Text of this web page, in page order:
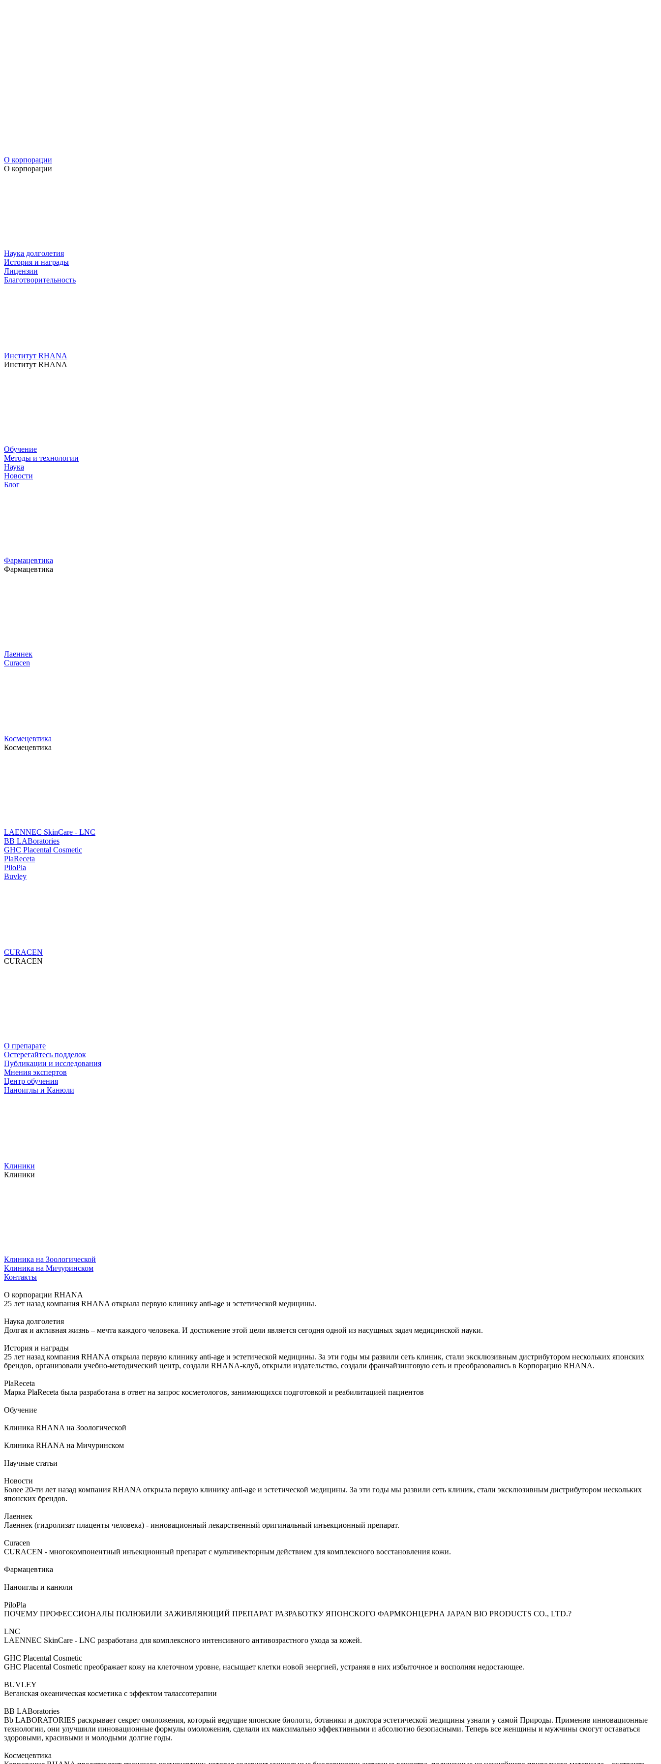
О корпорации
О корпорации
Наука долголетия
История и награды
Лицензии
Благотворительность
Институт RHANA
Институт RHANA
Обучение
Методы и технологии
Наука
Новости
Блог
Фармацевтика
Фармацевтика
Лаеннек
Curacen
Космецевтика
Космецевтика
LAENNEC SkinCare - LNC
BB LABoratories
GHC Placental Cosmetic
PlaReceta
PiloPla
Buvley
CURACEN
CURACEN
О препарате
Остерегайтесь подделок
Публикации и исследования
Мнения экспертов
Центр обучения
Наноиглы и Канюли
Клиники
Клиники
Клиника на Зоологической
Клиника на Мичуринском
Контакты
О корпорации RHANA
25 лет назад компания RHANA открыла первую клинику anti-age и эстетической медицины.
Наука долголетия
Долгая и активная жизнь – мечта каждого человека. И достижение этой цели является сегодня одной из насущных задач медицинской науки.
История и награды
25 лет назад компания RHANA открыла первую клинику anti-age и эстетической медицины. За эти годы мы развили сеть клиник, стали эксклюзивным дистрибутором нескольких японских
брендов, организовали учебно-методический центр, создали RHANA-клуб, открыли издательство, создали франчайзинговую сеть и преобразовались в Корпорацию RHANA.
PlaReceta
Марка PlaReceta была разработана в ответ на запрос косметологов, занимающихся подготовкой и реабилитацией пациентов
Обучение
Клиника RHANA на Зоологической
Клиника RHANA на Мичуринском
Научные статьи
Новости
Более 20-ти лет назад компания RHANA открыла первую клинику anti-age и эстетической медицины. За эти годы мы развили сеть клиник, стали эксклюзивным дистрибутором нескольких
японских брендов.
Лаеннек
Лаеннек (гидролизат плаценты человека) - инновационный лекарственный оригинальный инъекционный препарат.
Curacen
CURACEN - многокомпонентный инъекционный препарат с мультивекторным действием для комплексного восстановления кожи.
Фармацевтика
Наноиглы и канюли
PiloPla
ПОЧЕМУ ПРОФЕССИОНАЛЫ ПОЛЮБИЛИ ЗАЖИВЛЯЮЩИЙ ПРЕПАРАТ РАЗРАБОТКУ ЯПОНСКОГО ФАРМКОНЦЕРНА JAPAN BIO PRODUCTS CO., LTD.?
LNC
LAENNEC SkinCare - LNC разработана для комплексного интенсивного антивозрастного ухода за кожей.
GHC Placental Cosmetic
GHC Placental Cosmetic преображает кожу на клеточном уровне, насыщает клетки новой энергией, устраняя в них избыточное и восполняя недостающее.
BUVLEY
Веганская океаническая косметика с эффектом талассотерапии
BB LABoratories
Bb LABORATORIES раскрывает секрет омоложения, который ведущие японские биологи, ботаники и доктора эстетической медицины узнали у самой Природы. Применив инновационные
технологии, они улучшили инновационные формулы омоложения, сделали их максимально эффективными и абсолютно безопасными. Теперь все женщины и мужчины смогут оставаться
здоровыми, красивыми и молодыми долгие годы.
Космецевтика